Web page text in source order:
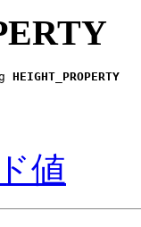
HEIGHT_PROPERTY
値